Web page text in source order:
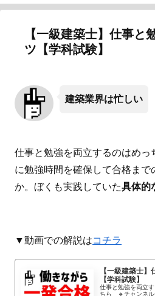
【一級建築士】仕事と
ツ【学科試験】
建築業界は忙しい
仕事と勉強を両立するのはめっ
に勉強時間を確保して合格まで
か。ぼくも実践していた具体的
▼動画での解説はコチラ
【一級建築士
【学科試験】
仕事と勉強を両立
ちら 🔸チャンネル